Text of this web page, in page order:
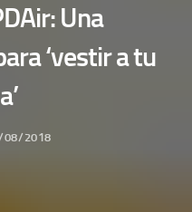
Una
‘vestir a tu
08/2018